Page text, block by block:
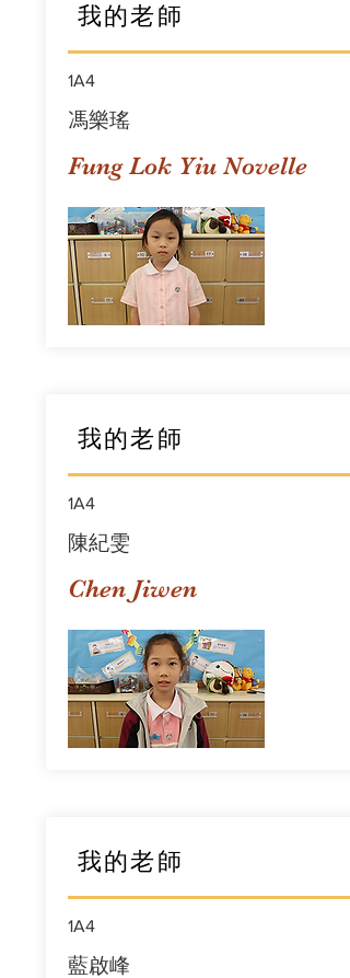
我的老師
1A4
馮樂瑤
Fung Lok Yiu Novelle
我的老師
1A4
陳紀雯
Chen Jiwen
我的老師
1A4
藍啟峰